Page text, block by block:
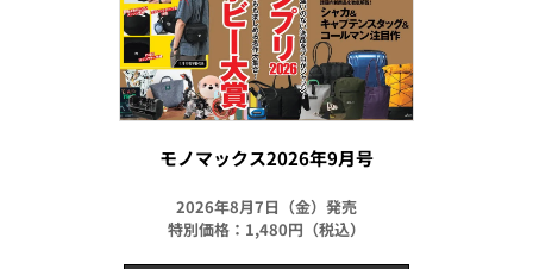
モノマックス2026年9月号
2026年8月7日（金）発売
特別価格：1,480円（税込）